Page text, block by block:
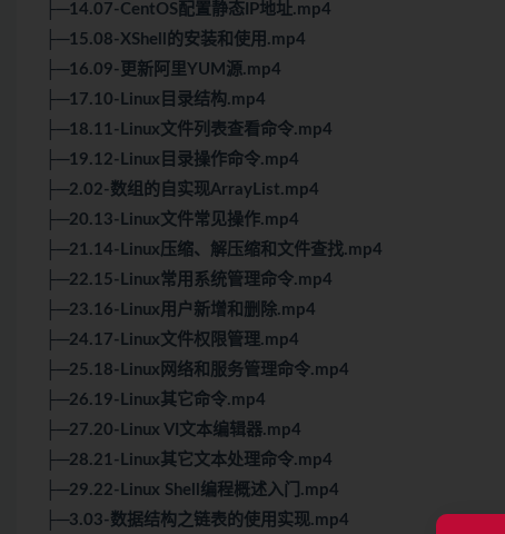
├─14.07-CentOS配置静态IP地址.mp4
├─15.08-XShell的安装和使用.mp4
├─16.09-更新阿里YUM源.mp4
├─17.10-Linux目录结构.mp4
├─18.11-Linux文件列表查看命令.mp4
├─19.12-Linux目录操作命令.mp4
├─2.02-数组的自实现ArrayList.mp4
├─20.13-Linux文件常见操作.mp4
├─21.14-Linux压缩、解压缩和文件查找.mp4
├─22.15-Linux常用系统管理命令.mp4
├─23.16-Linux用户新增和删除.mp4
├─24.17-Linux文件权限管理.mp4
├─25.18-Linux网络和服务管理命令.mp4
├─26.19-Linux其它命令.mp4
├─27.20-Linux VI文本编辑器.mp4
├─28.21-Linux其它文本处理命令.mp4
├─29.22-Linux Shell编程概述入门.mp4
├─3.03-数据结构之链表的使用实现.mp4